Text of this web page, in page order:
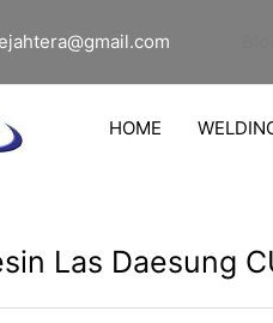
HOME
Las Daesung